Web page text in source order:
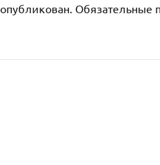
Обязательные